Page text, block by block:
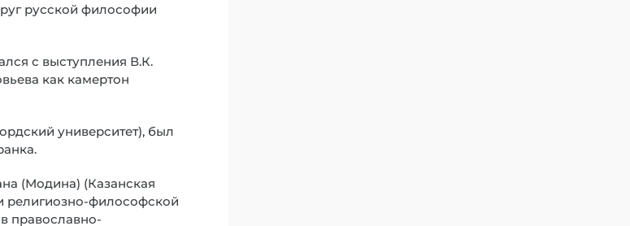
русской философии
с выступления В.К.
как камертон
университет), был
(Модина) (Казанская
религиозно-философской
православно-